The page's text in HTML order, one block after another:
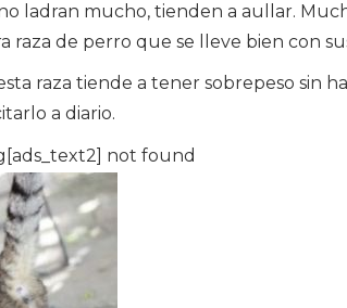
ladran mucho, tienden a aullar.
de perro que se lleve bien con
raza tiende a tener sobrepeso sin
a diario.
not found